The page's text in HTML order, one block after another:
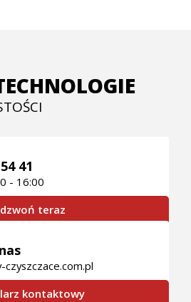
41
- 16:00
teraz
czyszczace.com.pl
kontaktowy